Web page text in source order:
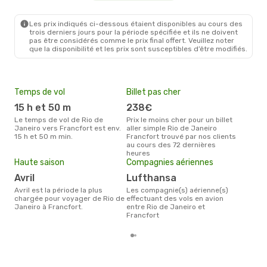
Les prix indiqués ci-dessous étaient disponibles au cours des
trois derniers jours pour la période spécifiée et ils ne doivent
pas être considérés comme le prix final offert. Veuillez noter
que la disponibilité et les prix sont susceptibles d’être modifiés.
Temps de vol
15 h et 50 m
Le temps de vol de Rio de
Janeiro vers Francfort est env.
15 h et 50 m min.
Billet pas cher
238€
Prix le moins cher pour un billet
aller simple Rio de Janeiro
Francfort trouvé par nos clients
au cours des 72 dernières
heures
Haute saison
avril
avril est la période la plus
chargée pour voyager de Rio de
Janeiro à Francfort.
Compagnies aériennes
Lufthansa
Les compagnie(s) aérienne(s)
effectuant des vols en avion
entre Rio de Janeiro et
Francfort